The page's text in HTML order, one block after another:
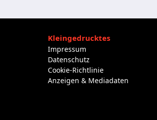
Kleingedrucktes
Impressum
Datenschutz
Cookie-Richtlinie
Anzeigen & Mediadaten